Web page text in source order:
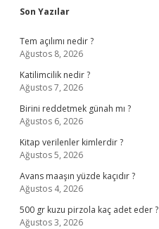
Sidebar
Son Yazılar
Tem açılımı nedir ?
Ağustos 8, 2026
Katilimcilik nedir ?
Ağustos 7, 2026
Birini reddetmek günah mı ?
Ağustos 6, 2026
Kitap verilenler kimlerdir ?
Ağustos 5, 2026
Avans maaşın yüzde kaçıdır ?
Ağustos 4, 2026
500 gr kuzu pirzola kaç adet eder ?
Ağustos 3, 2026